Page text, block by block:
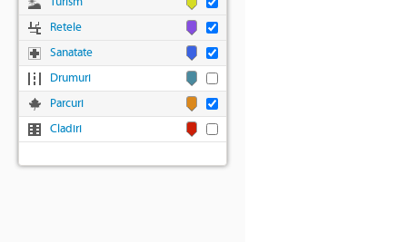
Retele
Sanatate
Drumuri
Parcuri
Cladiri